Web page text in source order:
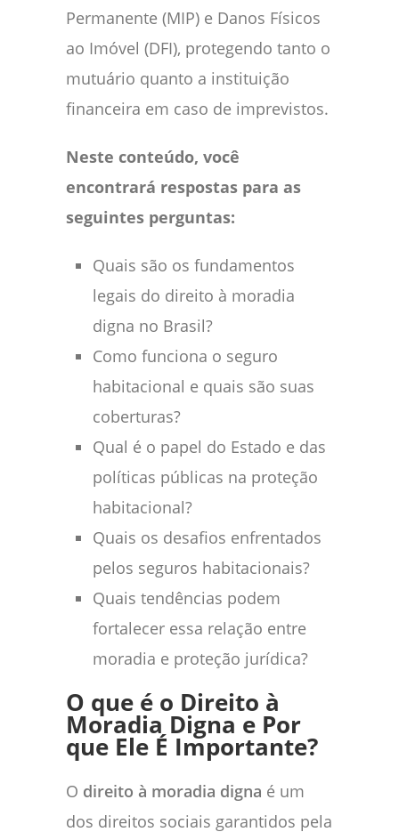
Permanente (MIP) e Danos Físicos
ao Imóvel (DFI), protegendo tanto o
mutuário quanto a instituição
financeira em caso de imprevistos.
Neste conteúdo, você
encontrará respostas para as
seguintes perguntas:
Quais são os fundamentos
legais do direito à moradia
digna no Brasil?
Como funciona o seguro
habitacional e quais são suas
coberturas?
Qual é o papel do Estado e das
políticas públicas na proteção
habitacional?
Quais os desafios enfrentados
pelos seguros habitacionais?
Quais tendências podem
fortalecer essa relação entre
moradia e proteção jurídica?
O que é o Direito à
Moradia Digna e Por
que Ele É Importante?
O direito à moradia digna é um
dos direitos sociais garantidos pela